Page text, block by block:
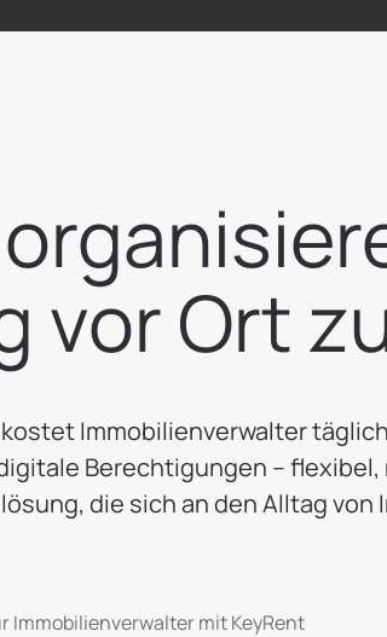
vor Ort
Immobilienverwalter
Berechtigungen –
die sich an den Alltag
mit KeyRent